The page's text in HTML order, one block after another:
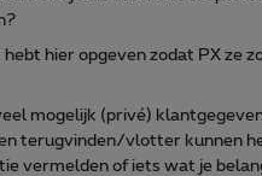
hier opgeven zodat PX ze
mogelijk (privé)
terugvinden/vlotter kunnen
vermelden of iets wat je